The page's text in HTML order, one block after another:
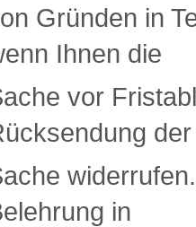
Gründen in
Ihnen die
vor
in